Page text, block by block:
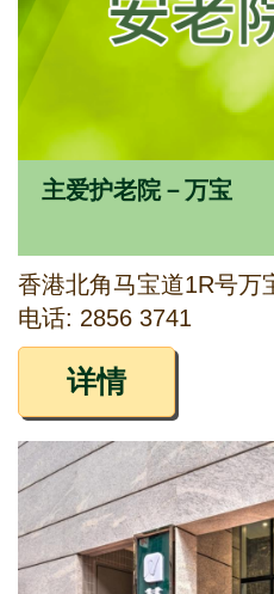
主爱护老院－万宝
香港北角马宝道1R号万
电话: 2856 3741
详情